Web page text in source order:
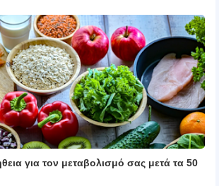
για τον μεταβολισμό σας μετά τα 50